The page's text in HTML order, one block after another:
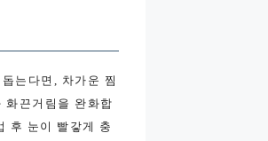
는다면, 차가운 찜
화끈거림을 완화합
후 눈이 빨갛게 충